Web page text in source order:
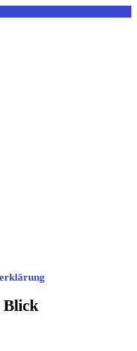
Blick